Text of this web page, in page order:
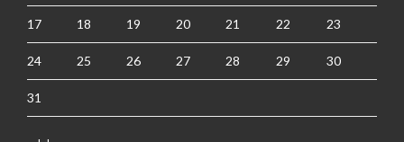
17 18 19 20 21 22 23
24 25 26 27 28 29 30
31